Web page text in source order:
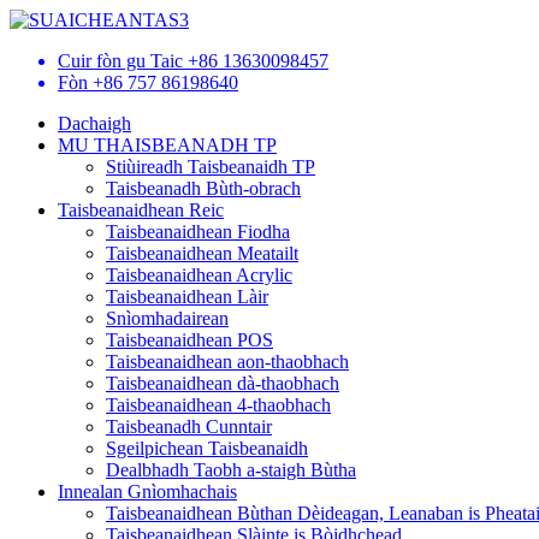
Cuir fòn gu Taic +86 13630098457
Fòn +86 757 86198640
Dachaigh
MU THAISBEANADH TP
Stiùireadh Taisbeanaidh TP
Taisbeanadh Bùth-obrach
Taisbeanaidhean Reic
Taisbeanaidhean Fiodha
Taisbeanaidhean Meatailt
Taisbeanaidhean Acrylic
Taisbeanaidhean Làir
Snìomhadairean
Taisbeanaidhean POS
Taisbeanaidhean aon-thaobhach
Taisbeanaidhean dà-thaobhach
Taisbeanaidhean 4-thaobhach
Taisbeanadh Cunntair
Sgeilpichean Taisbeanaidh
Dealbhadh Taobh a-staigh Bùtha
Innealan Gnìomhachais
Taisbeanaidhean Bùthan Dèideagan, Leanaban is
Taisbeanaidhean Slàinte is Bòidhchead